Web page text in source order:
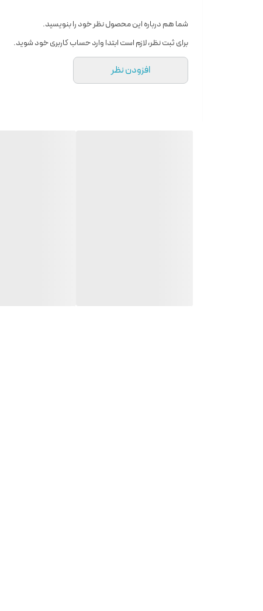
شما هم درباره این محصول نظر خود را بنویسید.
برای ثبت نظر، لازم است ابتدا وارد حساب کاربری خود شوید.
افزودن نظر